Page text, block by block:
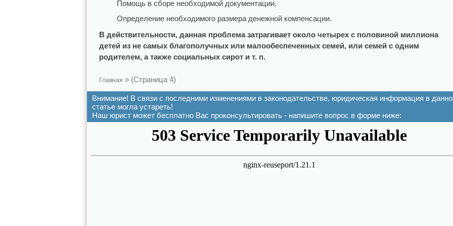
Помощь в сборе необходимой документации.
Определение необходимого размера денежной компенсации.
В действительности, данная проблема затрагивает около четырех с половиной миллиона
детей из не самых благополучных или малообеспеченных семей, или семей с одним
родителем, а также социальных сирот и т. п.
Главная » (Страница 4)
Внимание! В связи с последними изменениями в законодательстве, юридическая информация в
статье могла устареть!
Наш юрист может бесплатно Вас проконсультировать - напишите вопрос в форме ниже: